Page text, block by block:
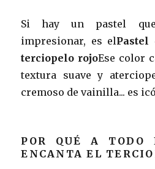
Si hay un pastel
impresionar, es elPastel
terciopelo rojoEse color
textura suave y
cremoso de vainilla... es
POR QUÉ A TODO
ENCANTA EL